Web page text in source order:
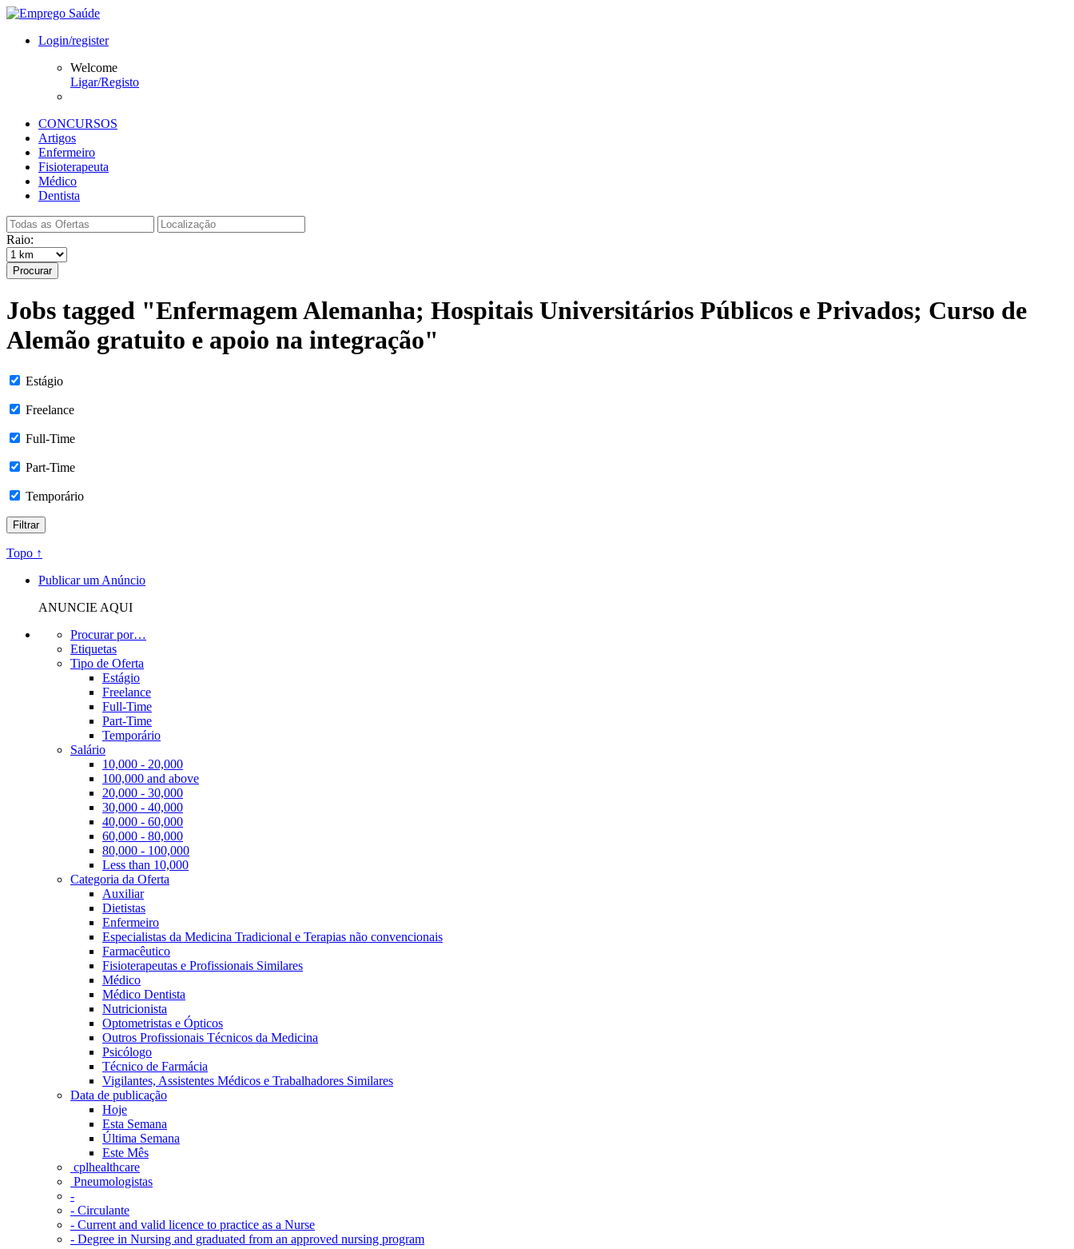
Login/register
Welcome
Ligar/Registo
CONCURSOS
Artigos
Enfermeiro
Fisioterapeuta
Médico
Dentista
Raio:
Procurar
Jobs tagged "Enfermagem Alemanha; Hospitais Universitários Públicos e Privados; Curso de
Alemão gratuito e apoio na integração"
Estágio
Freelance
Full-Time
Part-Time
Temporário
Topo ↑
Publicar um Anúncio
ANUNCIE AQUI
Procurar por…
Etiquetas
Tipo de Oferta
Estágio
Freelance
Full-Time
Part-Time
Temporário
Salário
10,000 - 20,000
100,000 and above
20,000 - 30,000
30,000 - 40,000
40,000 - 60,000
60,000 - 80,000
80,000 - 100,000
Less than 10,000
Categoria da Oferta
Auxiliar
Dietistas
Enfermeiro
Especialistas da Medicina Tradicional e Terapias não convencionais
Farmacêutico
Fisioterapeutas e Profissionais Similares
Médico
Médico Dentista
Nutricionista
Optometristas e Ópticos
Outros Profissionais Técnicos da Medicina
Psicólogo
Técnico de Farmácia
Vigilantes, Assistentes Médicos e Trabalhadores Similares
Data de publicação
Hoje
Esta Semana
Última Semana
Este Mês
‎ cplhealthcare‬
Pneumologistas
-
- Circulante
- Current and valid licence to practice as a Nurse
- Degree in Nursing and graduated from an approved nursing program